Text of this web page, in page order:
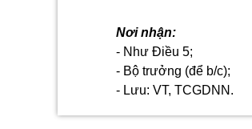
Nơi nhận:
- Như Điều 5;
- Bộ trưởng (để b/c);
- Lưu: VT, TCGDNN.